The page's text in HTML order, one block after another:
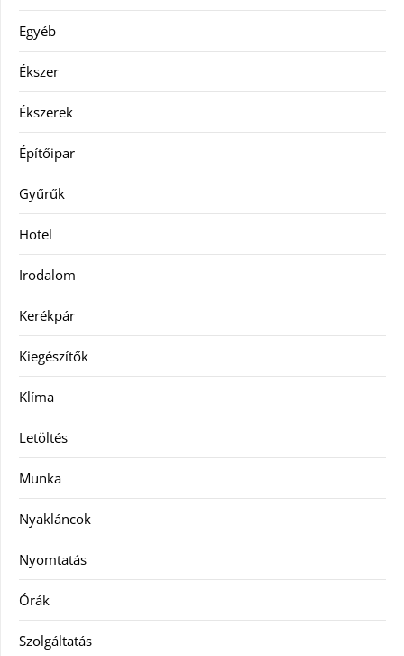
Egyéb
Ékszer
Ékszerek
Építőipar
Gyűrűk
Hotel
Irodalom
Kerékpár
Kiegészítők
Klíma
Letöltés
Munka
Nyakláncok
Nyomtatás
Órák
Szolgáltatás